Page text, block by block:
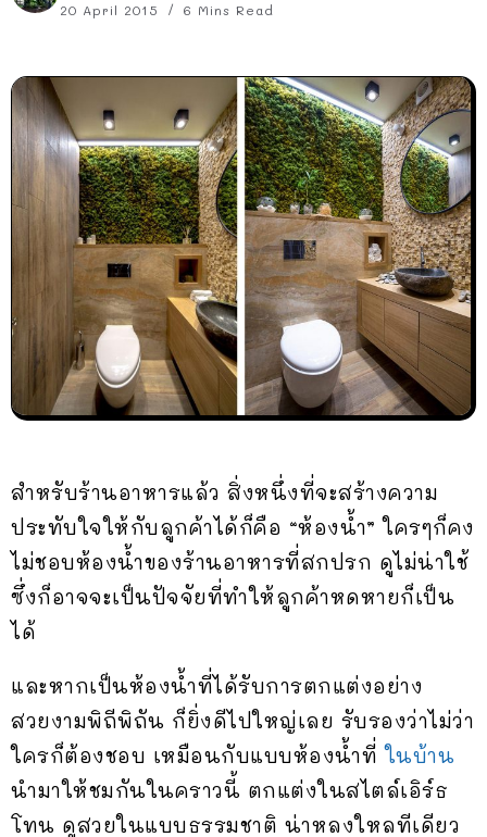
20 April 2015 6 Mins Read
สำหรับร้านอาหารแล้ว สิ่งหนึ่งที่จะสร้างความ
ประทับใจให้กับลูกค้าได้ก็คือ “ห้องน้ำ” ใครๆก็คง
ไม่ชอบห้องน้ำของร้านอาหารที่สกปรก ดูไม่น่าใช้
ซึ่งก็อาจจะเป็นปัจจัยที่ทำให้ลูกค้าหดหายก็เป็น
ได้
และหากเป็นห้องน้ำที่ได้รับการตกแต่งอย่าง
สวยงามพิถีพิถัน ก็ยิ่งดีไปใหญ่เลย รับรองว่าไม่ว่า
ใครก็ต้องชอบ เหมือนกับแบบห้องน้ำที่ในบ้าน
นำมาให้ชมกันในคราวนี้ ตกแต่งในสไตล์เอิร์ธ
โทน ดูสวยในแบบธรรมชาติ น่าหลงใหลทีเดียว